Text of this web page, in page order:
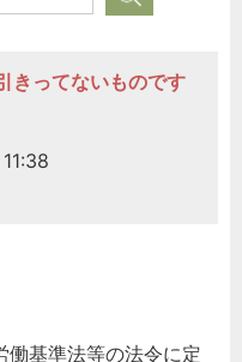
きってないものです
働基準法等の法令に定